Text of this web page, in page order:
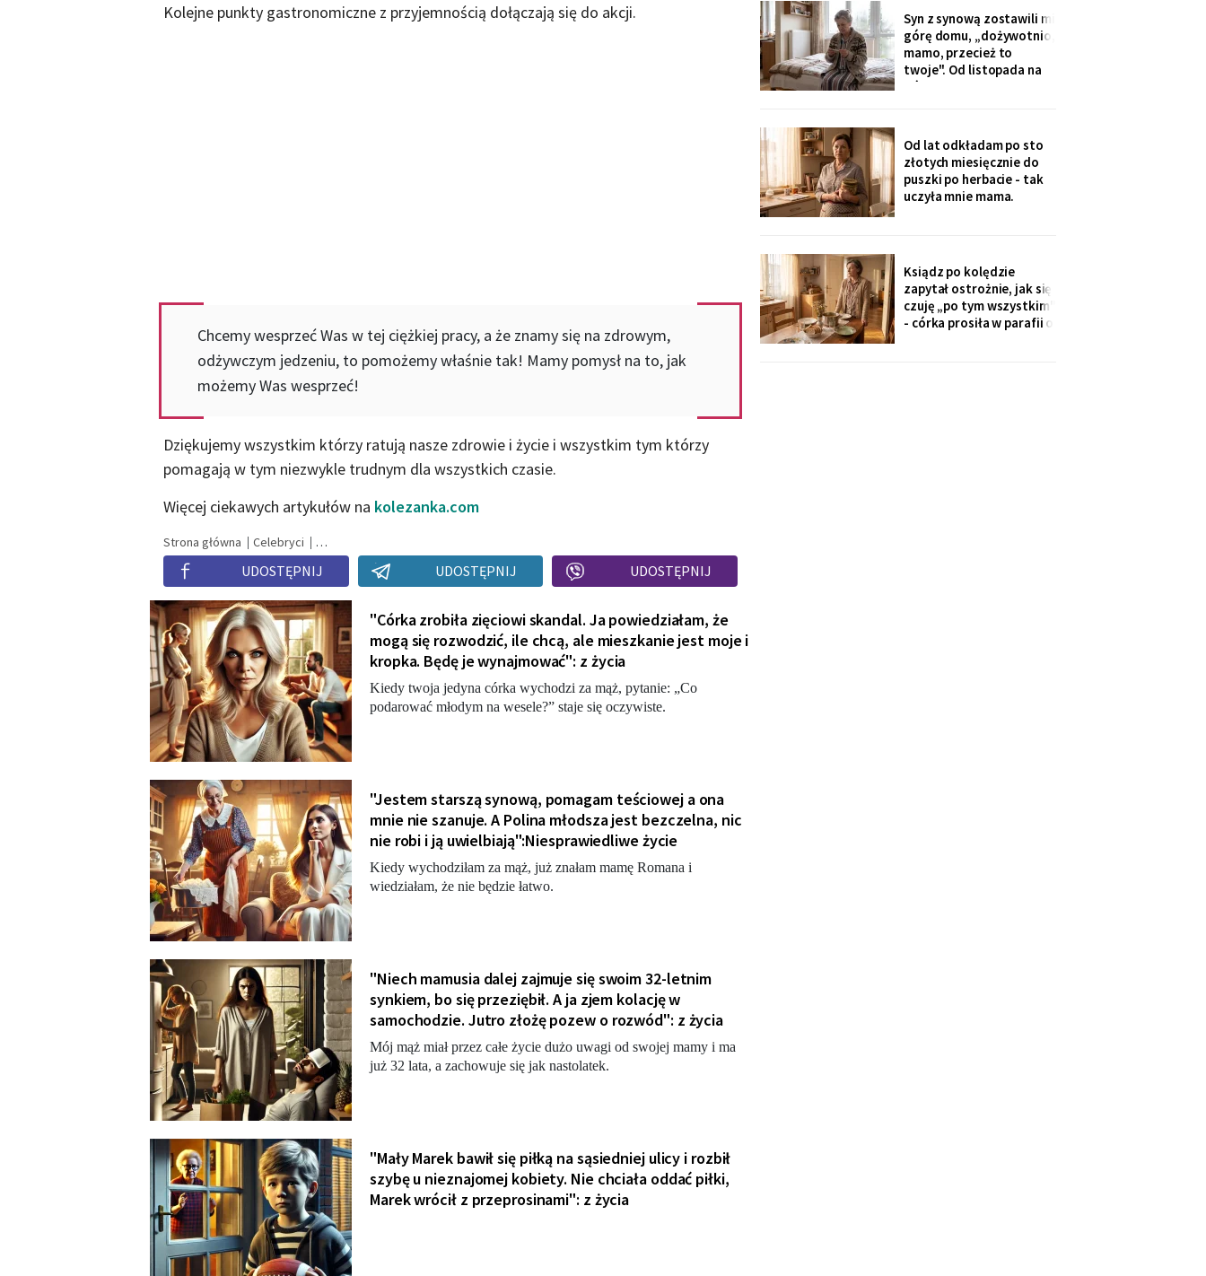
Kolejne punkty gastronomiczne z przyjemnością dołączają się do akcji.
Chcemy wesprzeć Was w tej ciężkiej pracy, a że znamy się na zdrowym,
odżywczym jedzeniu, to pomożemy właśnie tak! Mamy pomysł na to, jak
możemy Was wesprzeć!
Dziękujemy wszystkim którzy ratują nasze zdrowie i życie i wszystkim tym którzy
pomagają w tym niezwykle trudnym dla wszystkich czasie.
Więcej ciekawych artykułów na kolezanka.com
Strona główna Celebryci
UDOSTĘPNIJ UDOSTĘPNIJ UDOSTĘPNIJ
"Córka zrobiła zięciowi skandal. Ja powiedziałam, że
mogą się rozwodzić, ile chcą, ale mieszkanie jest moje i
kropka. Będę je wynajmować": z życia
Kiedy twoja jedyna córka wychodzi za mąż, pytanie: „Co
podarować młodym na wesele?” staje się oczywiste.
"Jestem starszą synową, pomagam teściowej a ona
mnie nie szanuje. A Polina młodsza jest bezczelna, nic
nie robi i ją uwielbiają":Niesprawiedliwe życie
Kiedy wychodziłam za mąż, już znałam mamę Romana i
wiedziałam, że nie będzie łatwo.
"Niech mamusia dalej zajmuje się swoim 32-letnim
synkiem, bo się przeziębił. A ja zjem kolację w
samochodzie. Jutro złożę pozew o rozwód": z życia
Mój mąż miał przez całe życie dużo uwagi od swojej mamy i ma
już 32 lata, a zachowuje się jak nastolatek.
"Mały Marek bawił się piłką na sąsiedniej ulicy i rozbił
szybę u nieznajomej kobiety. Nie chciała oddać piłki,
Marek wrócił z przeprosinami": z życia
angielsku, a syn
przetłumaczył ze
śmiechem: „pyta, kim jest
ta pani". Kupiłam zeszyt i
uczę się angielskiego
Syn z synową zostawili mi
górę domu, „dożywotnio,
mamo, przecież to
twoje". Od listopada na
górze grzeje tylko jeden
Rano w moim pokoju jest
czternaście stopni.
Termometr przyniosła mi
wnuczka - ona
Od lat odkładam po sto
złotych miesięcznie do
puszki po herbacie - tak
uczyła mnie mama.
wizycie żartuje przy
wszystkich: „u mamy
bank, a my się męczymy z
kredytem". Puszkę
Ksiądz po kolędzie
zapytał ostrożnie, jak się
czuję „po tym wszystkim"
- córka prosiła w parafii o